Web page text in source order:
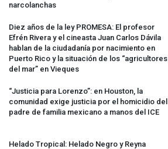
narcolanchas
Diez años de la ley PROMESA: El profesor
Efrén Rivera y el cineasta Juan Carlos Dávila
hablan de la ciudadanía por nacimiento en
Puerto Rico y la situación de los “agricultores
del mar” en Vieques
“Justicia para Lorenzo”: en Houston, la
comunidad exige justicia por el homicidio del
padre de familia mexicano a manos del ICE
Helado Tropical: Helado Negro y Reyna